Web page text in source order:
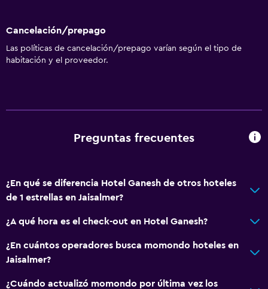
Cancelación/prepago
Las políticas de cancelación/prepago varían según el tipo de
habitación y el proveedor.
Preguntas frecuentes
¿En qué se diferencia Hotel Ganesh de otros hoteles
de 1 estrellas en Jaisalmer?
¿A qué hora es el check-out en Hotel Ganesh?
¿En cuántos operadores busca momondo hoteles en
Jaisalmer?
¿Cuándo actualizó momondo por última vez los